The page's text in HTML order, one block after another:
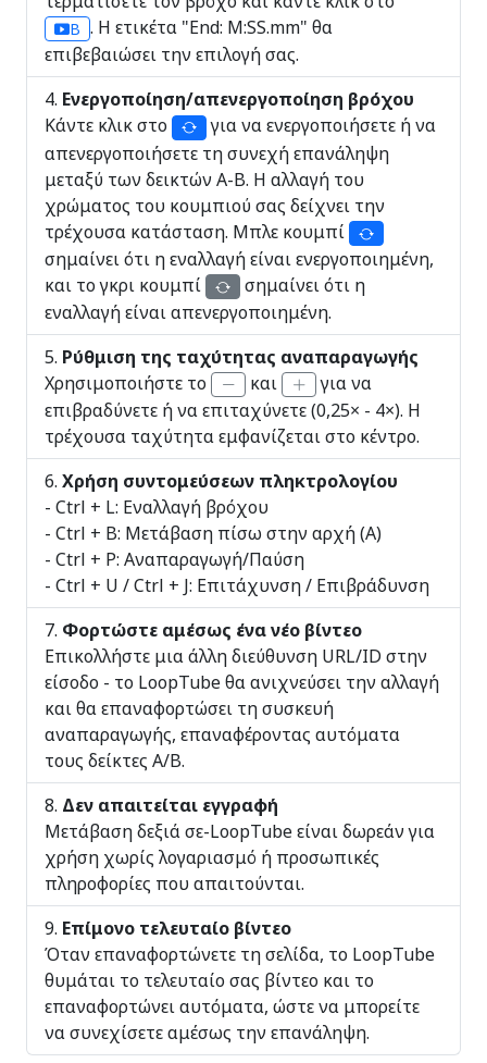
B . Η ετικέτα "End: M:SS.mm" θα
επιβεβαιώσει την επιλογή σας.
Ενεργοποίηση/απενεργοποίηση βρόχου
Κάντε κλικ στο
για να ενεργοποιήσετε ή να
απενεργοποιήσετε τη συνεχή επανάληψη
μεταξύ των δεικτών Α-Β. Η αλλαγή του
χρώματος του κουμπιού σας δείχνει την
τρέχουσα κατάσταση. Μπλε κουμπί
σημαίνει ότι η εναλλαγή είναι ενεργοποιημένη,
και το γκρι κουμπί
σημαίνει ότι η
εναλλαγή είναι απενεργοποιημένη.
Ρύθμιση της ταχύτητας αναπαραγωγής
Χρησιμοποιήστε το
και
για να
επιβραδύνετε ή να επιταχύνετε (0,25× - 4×). Η
τρέχουσα ταχύτητα εμφανίζεται στο κέντρο.
Χρήση συντομεύσεων πληκτρολογίου
- Ctrl + L: Εναλλαγή βρόχου
- Ctrl + B: Μετάβαση πίσω στην αρχή (A)
- Ctrl + P: Αναπαραγωγή/Παύση
- Ctrl + U / Ctrl + J: Επιτάχυνση / Επιβράδυνση
Φορτώστε αμέσως ένα νέο βίντεο
Επικολλήστε μια άλλη διεύθυνση URL/ID στην
είσοδο - το LoopTube θα ανιχνεύσει την αλλαγή
και θα επαναφορτώσει τη συσκευή
αναπαραγωγής, επαναφέροντας αυτόματα
τους δείκτες A/B.
Δεν απαιτείται εγγραφή
Μετάβαση δεξιά σε-LoopTube είναι δωρεάν για
χρήση χωρίς λογαριασμό ή προσωπικές
πληροφορίες που απαιτούνται.
Επίμονο τελευταίο βίντεο
Όταν επαναφορτώνετε τη σελίδα, το LoopTube
θυμάται το τελευταίο σας βίντεο και το
επαναφορτώνει αυτόματα, ώστε να μπορείτε
να συνεχίσετε αμέσως την επανάληψη.